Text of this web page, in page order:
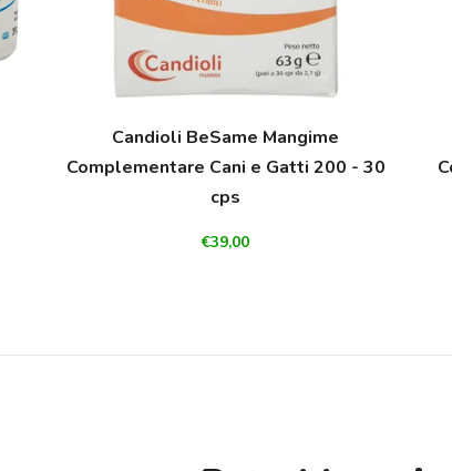
Candioli BeSame Mangime
Complementare Cani e Gatti 200 - 30
cps
€39,00